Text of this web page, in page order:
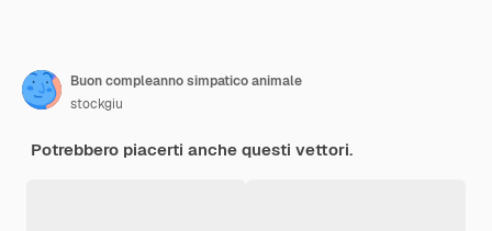
Buon compleanno simpatico animale
stockgiu
Potrebbero piacerti anche questi vettori.